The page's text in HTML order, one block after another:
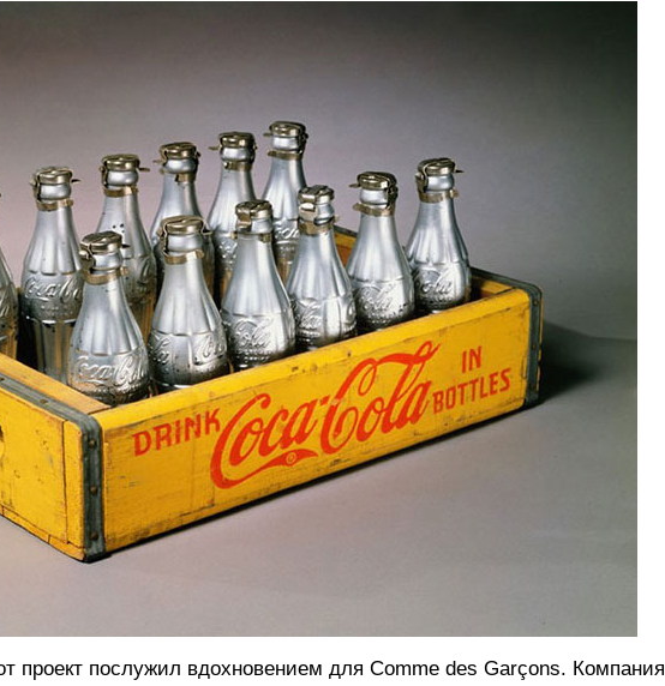
проект послужил вдохновением для Comme des Garçons. Компания